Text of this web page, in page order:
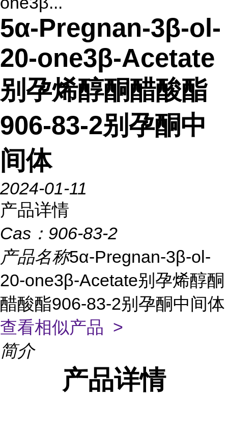
5α-Pregnan-3β-ol-
20-one3β-Acetate
别孕烯醇酮醋酸酯
906-83-2别孕酮中
间体
2024-01-11
产品详情
Cas： 906-83-2
产品名称5α-Pregnan-3β-ol-
20-one3β-Acetate别孕烯醇酮
醋酸酯906-83-2别孕酮中间体
查看相似产品 >
简介
产品详情